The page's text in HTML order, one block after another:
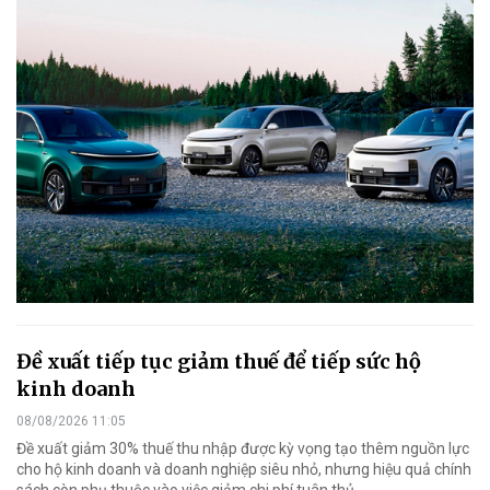
Đề xuất tiếp tục giảm thuế để tiếp sức hộ
kinh doanh
08/08/2026 11:05
Đề xuất giảm 30% thuế thu nhập được kỳ vọng tạo thêm nguồn lực
cho hộ kinh doanh và doanh nghiệp siêu nhỏ, nhưng hiệu quả chính